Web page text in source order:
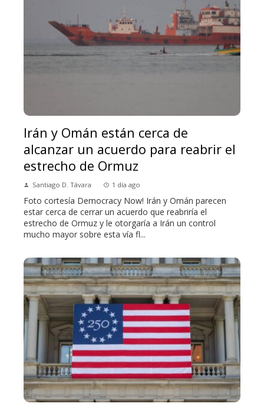
Irán y Omán están cerca de
alcanzar un acuerdo para reabrir el
estrecho de Ormuz
Santiago D. Távara 1 día ago
Foto cortesía Democracy Now! Irán y Omán parecen
estar cerca de cerrar un acuerdo que reabriría el
estrecho de Ormuz y le otorgaría a Irán un control
mucho mayor sobre esta vía fl...